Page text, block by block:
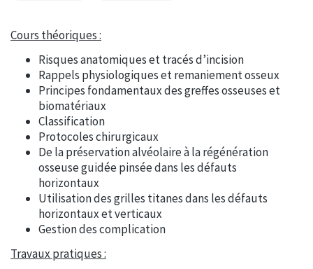
Cours théoriques :
Risques anatomiques et tracés d’incision
Rappels physiologiques et remaniement osseux
Principes fondamentaux des greffes osseuses et
biomatériaux
Classification
Protocoles chirurgicaux
De la préservation alvéolaire à la régénération
osseuse guidée pinsée dans les défauts
horizontaux
Utilisation des grilles titanes dans les défauts
horizontaux et verticaux
Gestion des complication
Travaux pratiques :